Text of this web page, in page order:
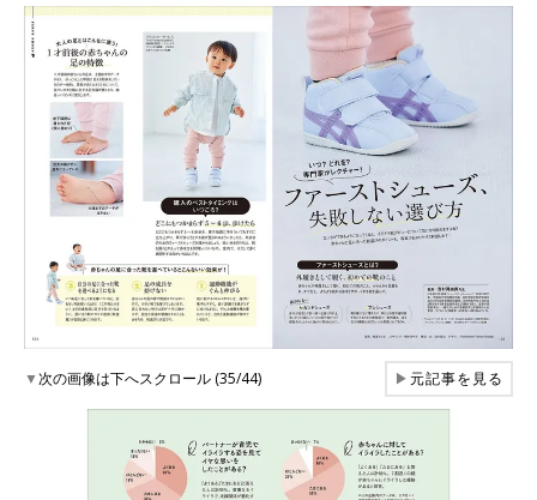
▼次の画像は下へスクロール (35/44) ▶元記事を見る